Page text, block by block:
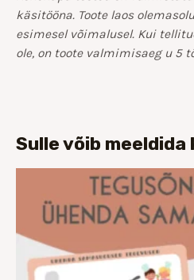
käsitööna. Toote laos
esimesel võimalusel. Kui
ole, on toote valmimisaeg u 5
Sulle võib meeldida